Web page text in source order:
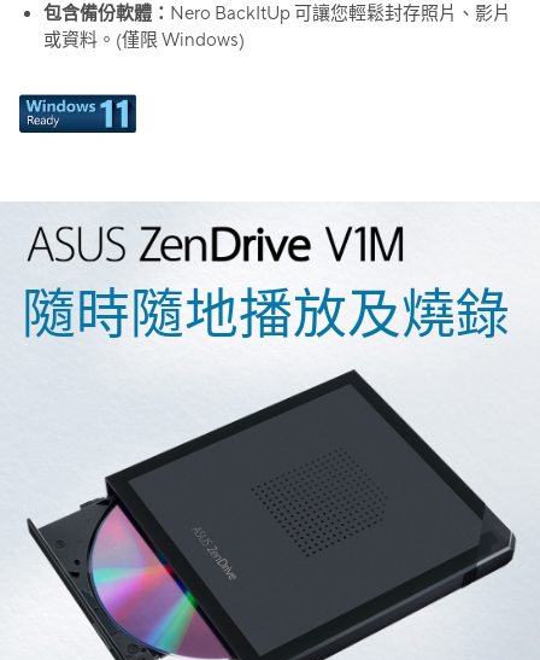
包含備份軟體： Nero BackItUp 可讓您輕鬆封存照片、影片
或資料。(僅限 Windows)
隨時隨地播放及燒錄